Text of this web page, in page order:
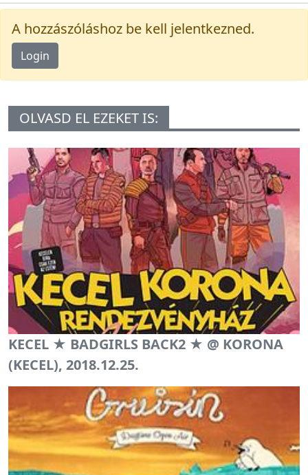
A hozzászóláshoz be kell jelentkezned.
Login
OLVASD EL EZEKET IS:
KECEL ★ BADGIRLS BACK2 ★ @ KORONA
(KECEL), 2018.12.25.